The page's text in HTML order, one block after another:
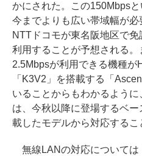
かにされた。この150Mbpsと
今までよりも広い帯域幅が必
NTTドコモが東名阪地区で
利用することが予想される
2.5Mbpsが利用できる機種
「K3V2」を搭載する「
いることからもわかるよう
は、今秋以降に登場するベ
載したモデルから対応するこ
無線LANの対応については